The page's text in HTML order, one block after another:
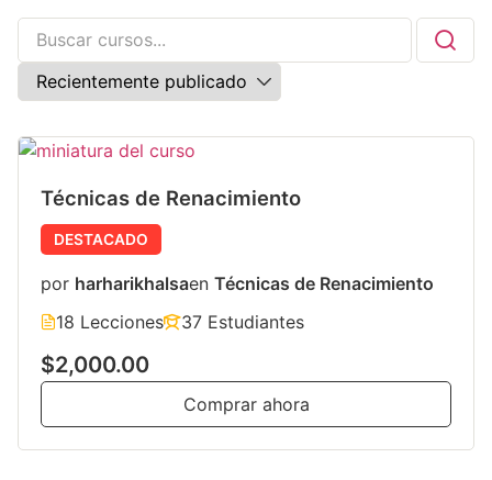
Técnicas de Renacimiento
DESTACADO
por harharikhalsaen Técnicas de Renacimiento
18 Lecciones
37 Estudiantes
$2,000.00
Comprar ahora